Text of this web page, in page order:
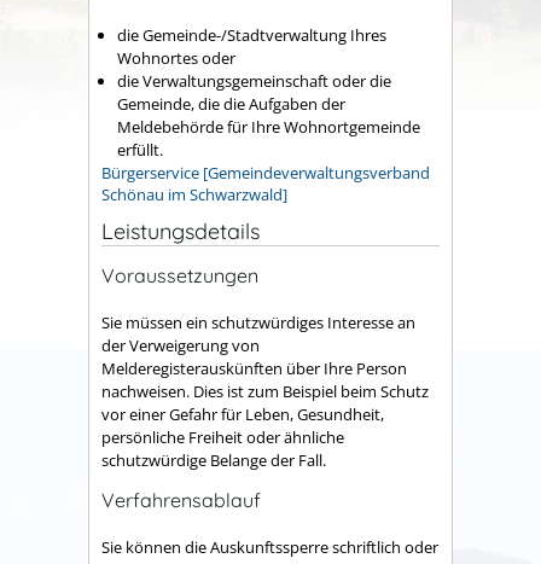
die Gemeinde-/Stadtverwaltung Ihres
Wohnortes oder
die Verwaltungsgemeinschaft oder die
Gemeinde, die die Aufgaben der
Meldebehörde für Ihre Wohnortgemeinde
erfüllt.
Bürgerservice [Gemeindeverwaltungsverband
Schönau im Schwarzwald]
Leistungsdetails
Voraussetzungen
Sie müssen ein schutzwürdiges Interesse an
der Verweigerung von
Melderegisterauskünften über Ihre Person
nachweisen. Dies ist zum Beispiel beim Schutz
vor einer Gefahr für Leben, Gesundheit,
persönliche Freiheit oder ähnliche
schutzwürdige Belange der Fall.
Verfahrensablauf
Sie können die Auskunftssperre schriftlich oder